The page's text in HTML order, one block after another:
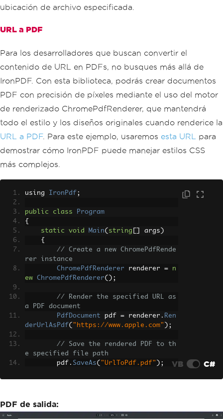
ubicación de archivo especificada.
URL a PDF
Para los desarrolladores que buscan convertir el
contenido de URL en PDFs, no busques más allá de
IronPDF. Con esta biblioteca, podrás crear documentos
PDF con precisión de píxeles mediante el uso del motor
de renderizado ChromePdfRenderer, que mantendrá
todo el estilo y los diseños originales cuando renderice la
URL a PDF. Para este ejemplo, usaremos esta URL
para
demostrar cómo IronPDF puede manejar estilos CSS
más complejos.
using IronPdf ;
public class
Program
{
static
void Main( string args )
{
// Create a new ChromePdfRende
rer instance
ChromePdfRenderer renderer =
n
ew
ChromePdfRenderer();
// Render the specified URL as
a PDF document
PdfDocument pdf = renderer . Ren
derUrlAsPdf( "https://www.apple.com" );
// Save the rendered PDF to th
e specified file path
        pdf
. SaveAs( "UrlToPdf.pdf" );
VB C#
PDF de salida: